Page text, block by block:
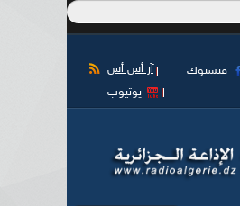
آر أس أس فيسبوك
يوتيوب